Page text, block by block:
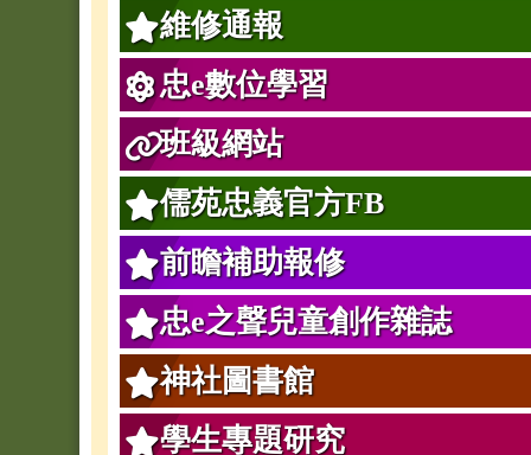
維修通報
忠e數位學習
班級網站
儒苑忠義官方FB
前瞻補助報修
忠e之聲兒童創作雜誌
神社圖書館
學生專題研究